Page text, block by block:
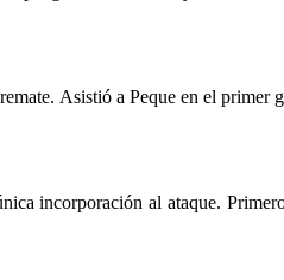
Asistió a Peque en el primer
incorporación al ataque.